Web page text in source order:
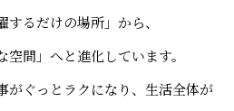
るだけの場所」から、
空間」へと進化しています。
がぐっとラクになり、生活全体が